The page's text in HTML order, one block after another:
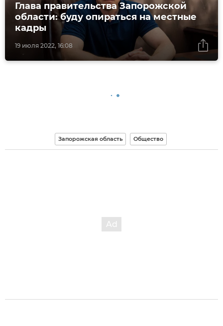
19 июля 2022, 16:08
Глава правительства Запорожской
области: буду опираться на местные
кадры
Запорожская область Общество